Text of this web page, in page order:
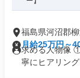
福島県河沼郡
月給25万円～
求める人物像
寧にヒアリング